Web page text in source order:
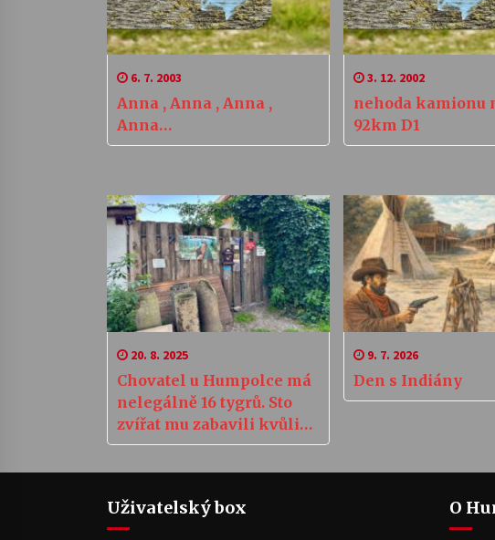
6. 7. 2003
Anna , Anna , Anna ,
Anna…
3. 12. 2002
nehoda kamionu
92km D1
20. 8. 2025
Chovatel u Humpolce má
nelegálně 16 tygrů. Sto
zvířat mu zabavili kvůli
týrání, šelmy stát nemá
kam dát
9. 7. 2026
Den s Indiány
Uživatelský box O